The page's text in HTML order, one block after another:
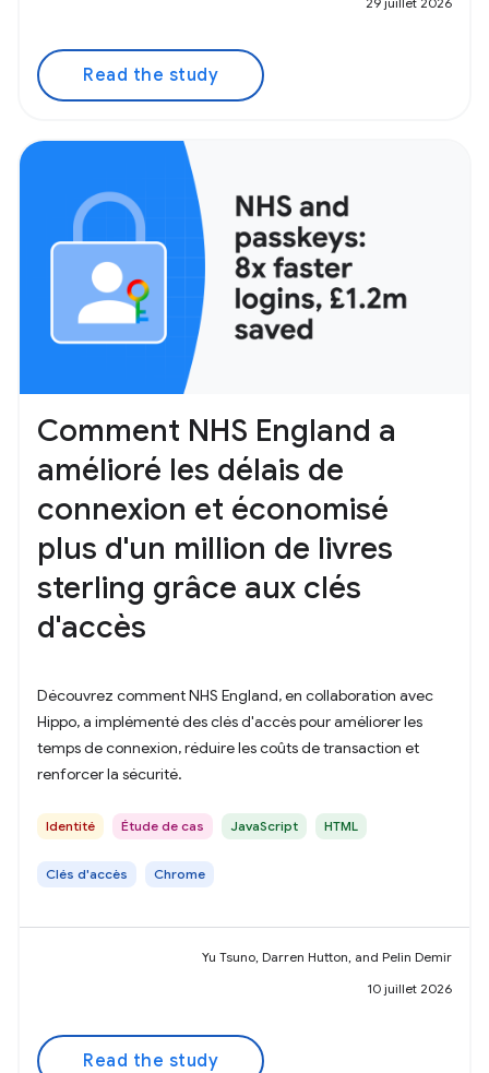
Read the study
Comment NHS England a
amélioré les délais de
connexion et économisé
plus d'un million de livres
sterling grâce aux clés
d'accès
Découvrez comment NHS England, en collaboration avec
Hippo, a implémenté des clés d'accès pour améliorer les
temps de connexion, réduire les coûts de transaction et
renforcer la sécurité.
Identité Étude de cas JavaScript HTML
Clés d'accès Chrome
Yu Tsuno, Darren Hutton, and Pelin Demir
10 juillet 2026
Read the study